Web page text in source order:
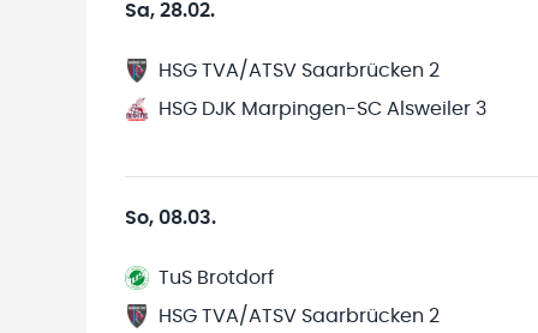
Sa, 28.02.
HSG TVA/ATSV Saarbrücken 2
HSG DJK Marpingen-SC Alsweiler 3
So, 08.03.
TuS Brotdorf
HSG TVA/ATSV Saarbrücken 2